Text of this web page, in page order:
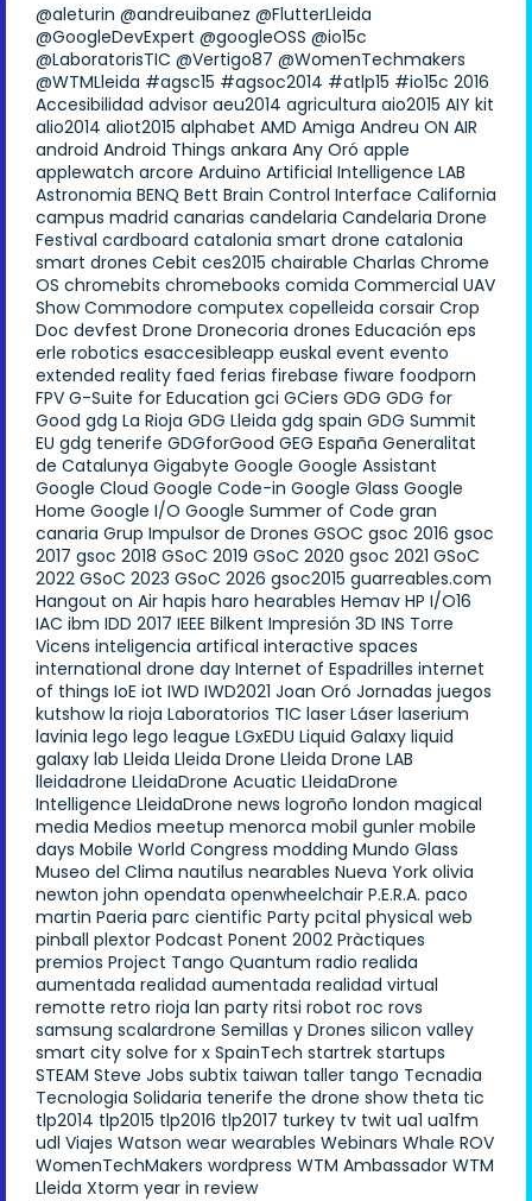
@aleturin @andreuibanez @FlutterLleida
@GoogleDevExpert @googleOSS @io15c
@LaboratorisTIC @Vertigo87 @WomenTechmakers
@WTMLleida #agsc15 #agsoc2014 #atlp15 #io15c 2016
Accesibilidad advisor aeu2014 agricultura aio2015 AIY kit
alio2014 aliot2015 alphabet AMD Amiga Andreu ON AIR
android Android Things ankara Any Oró apple
applewatch arcore Arduino Artificial Intelligence LAB
Astronomia BENQ Bett Brain Control Interface California
campus madrid canarias candelaria Candelaria Drone
Festival cardboard catalonia smart drone catalonia
smart drones Cebit ces2015 chairable Charlas Chrome
OS chromebits chromebooks comida Commercial UAV
Show Commodore computex copelleida corsair Crop
Doc devfest Drone Dronecoria drones Educación eps
erle robotics esaccesibleapp euskal event evento
extended reality faed ferias firebase fiware foodporn
FPV G-Suite for Education gci GCiers GDG GDG for
Good gdg La Rioja GDG Lleida gdg spain GDG Summit
EU gdg tenerife GDGforGood GEG España Generalitat
de Catalunya Gigabyte Google Google Assistant
Google Cloud Google Code-in Google Glass Google
Home Google I/O Google Summer of Code gran
canaria Grup Impulsor de Drones GSOC gsoc 2016 gsoc
2017 gsoc 2018 GSoC 2019 GSoC 2020 gsoc 2021 GSoC
2022 GSoC 2023 GSoC 2026 gsoc2015 guarreables.com
Hangout on Air hapis haro hearables Hemav HP I/O16
IAC ibm IDD 2017 IEEE Bilkent Impresión 3D INS Torre
Vicens inteligencia artifical interactive spaces
international drone day Internet of Espadrilles internet
of things IoE iot IWD IWD2021 Joan Oró Jornadas juegos
kutshow la rioja Laboratorios TIC laser Láser laserium
lavinia lego lego league LGxEDU Liquid Galaxy liquid
galaxy lab Lleida Lleida Drone Lleida Drone LAB
lleidadrone LleidaDrone Acuatic LleidaDrone
Intelligence LleidaDrone news logroño london magical
media Medios meetup menorca mobil gunler mobile
days Mobile World Congress modding Mundo Glass
Museo del Clima nautilus nearables Nueva York olivia
newton john opendata openwheelchair P.E.R.A. paco
martin Paeria parc cientific Party pcital physical web
pinball plextor Podcast Ponent 2002 Pràctiques
premios Project Tango Quantum radio realida
aumentada realidad aumentada realidad virtual
remotte retro rioja lan party ritsi robot roc rovs
samsung scalardrone Semillas y Drones silicon valley
smart city solve for x SpainTech startrek startups
STEAM Steve Jobs subtix taiwan taller tango Tecnadia
Tecnologia Solidaria tenerife the drone show theta tic
tlp2014 tlp2015 tlp2016 tlp2017 turkey tv twit ua1 ua1fm
udl Viajes Watson wear wearables Webinars Whale ROV
WomenTechMakers wordpress WTM Ambassador WTM
Lleida Xtorm year in review